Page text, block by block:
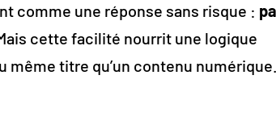
comme une réponse sans risque :
cette facilité nourrit une logique
titre qu’un contenu numérique.